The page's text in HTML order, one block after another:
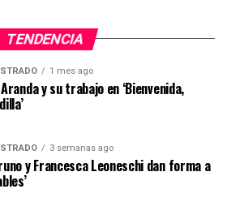
TENDENCIA
1 mes ago
y su trabajo en ‘Bienvenida,
3 semanas ago
y Francesca Leoneschi dan forma a